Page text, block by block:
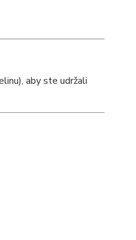
aby ste udržali